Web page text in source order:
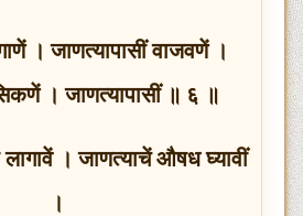
। जाणत्यापासीं वाजवणें ।
। जाणत्यापासीं ॥ ६ ॥
। जाणत्याचें औषध घ्यावीं
।